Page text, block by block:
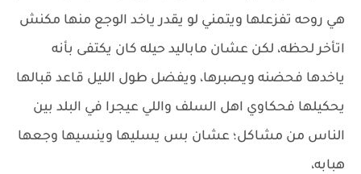
هي روحه تفزعلها ويتمني لو يقدر ياخد الوجع منها مكنش
اتأخر لحظه، لكن عشان ماباليد حيله كان يكتفى بأنه
ياخدها فحضنه ويصبرها، ويفضل طول الليل قاعد قبالها
يحكيلها فحكاوي اهل السلف واللي عيجرا في البلد بين
الناس من مشاكل؛ عشان بس يسليها وينسيها وجعها
هبابه،